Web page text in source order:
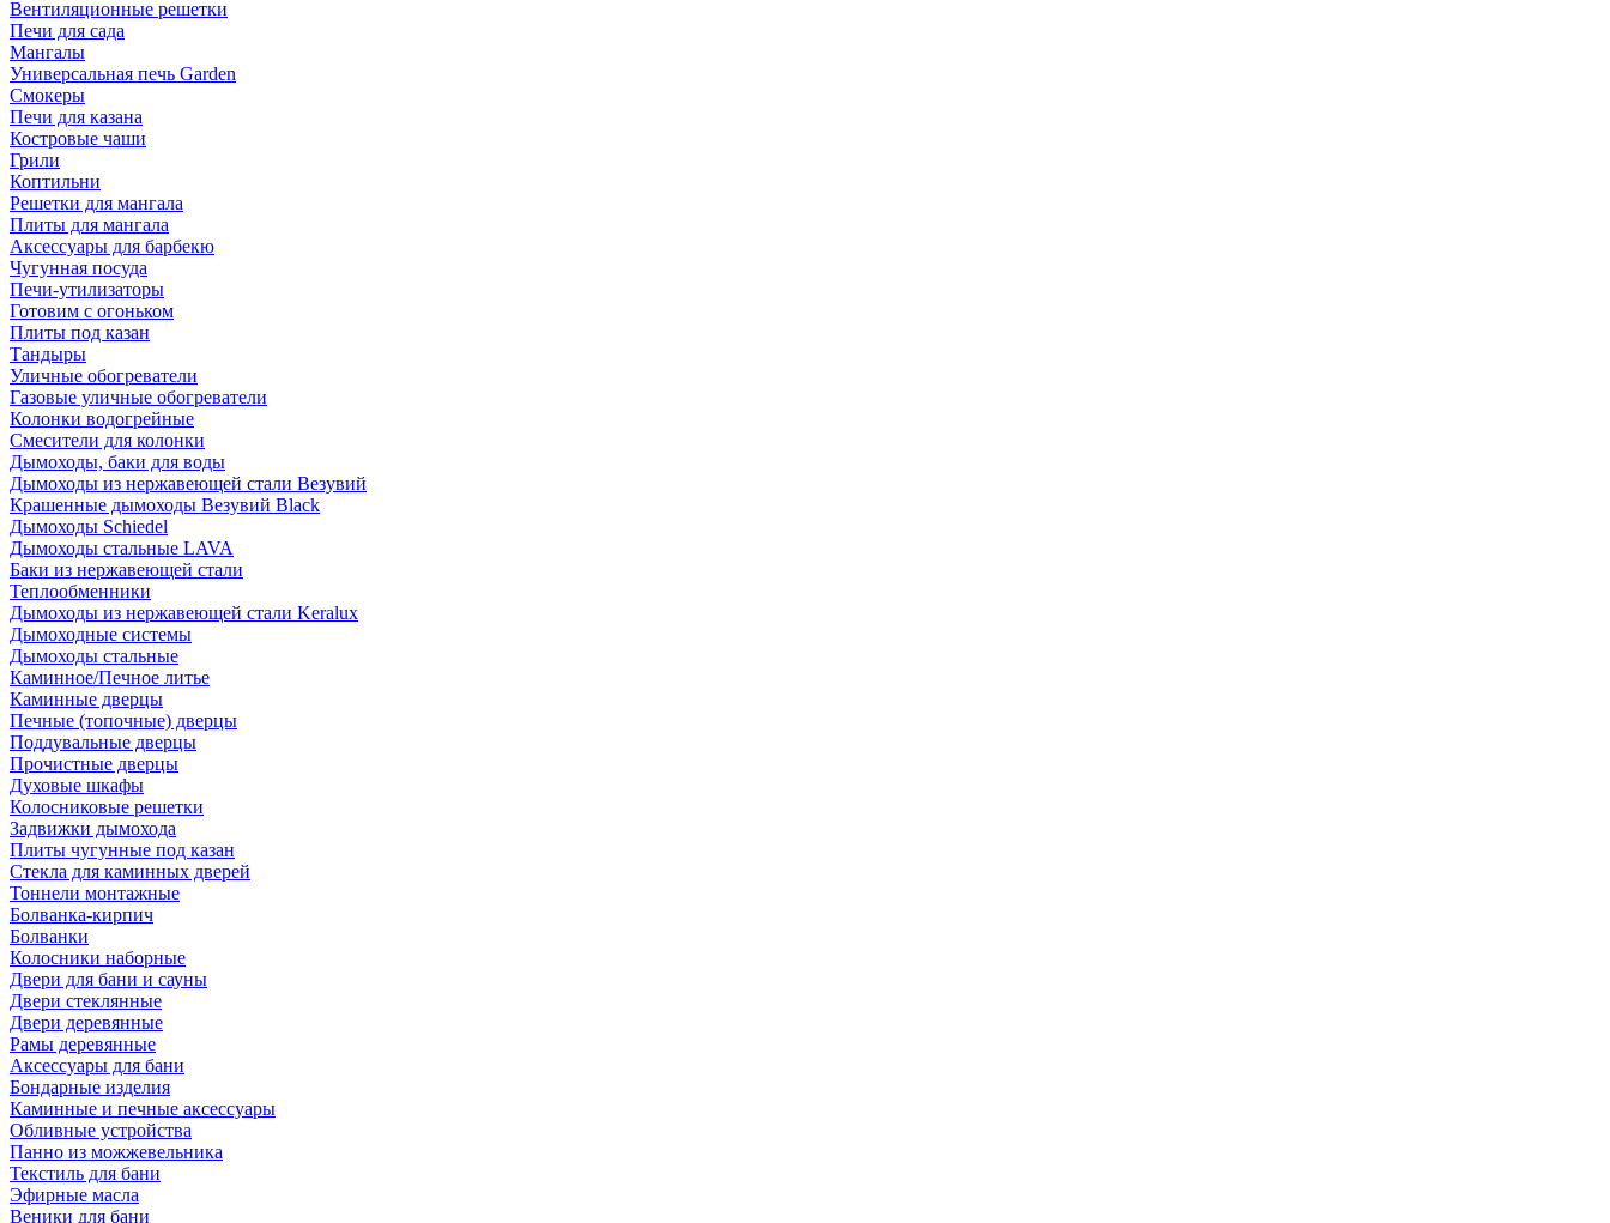
Вентиляционные решетки
Печи для сада
Мангалы
Универсальная печь Garden
Смокеры
Печи для казана
Костровые чаши
Грили
Коптильни
Решетки для мангала
Плиты для мангала
Аксессуары для барбекю
Чугунная посуда
Печи-утилизаторы
Готовим с огоньком
Плиты под казан
Тандыры
Уличные обогреватели
Газовые уличные обогреватели
Колонки водогрейные
Смесители для колонки
Дымоходы, баки для воды
Дымоходы из нержавеющей стали Везувий
Крашенные дымоходы Везувий Black
Дымоходы Schiedel
Дымоходы стальные LAVA
Баки из нержавеющей стали
Теплообменники
Дымоходы из нержавеющей стали Keralux
Дымоходные системы
Дымоходы стальные
Каминное/Печное литье
Каминные дверцы
Печные (топочные) дверцы
Поддувальные дверцы
Прочистные дверцы
Духовые шкафы
Колосниковые решетки
Задвижки дымохода
Плиты чугунные под казан
Стекла для каминных дверей
Тоннели монтажные
Болванка-кирпич
Болванки
Колосники наборные
Двери для бани и сауны
Двери стеклянные
Двери деревянные
Рамы деревянные
Аксессуары для бани
Бондарные изделия
Каминные и печные аксессуары
Обливные устройства
Панно из можжевельника
Текстиль для бани
Эфирные масла
Веники для бани